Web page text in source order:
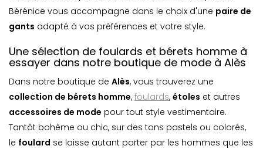
Bérénice vous accompagne dans le choix d'une paire de
gants adapté à vos préférences et votre style.
Une sélection de foulards et bérets homme à
essayer dans notre boutique de mode à Alès
Dans notre boutique de Alès, vous trouverez une
collection de bérets homme, foulards, étoles et autres
accessoires de mode pour tout style vestimentaire.
Tantôt bohème ou chic, sur des tons pastels ou colorés,
le foulard se laisse autant porter par les hommes que les